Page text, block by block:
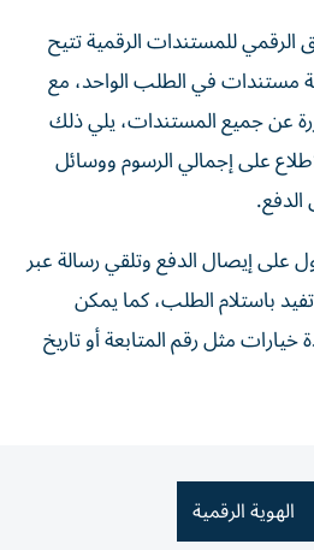
للمستندات الرقمية تتيح
في الطلب الواحد، مع
عن جميع المستندات، يلي ذلك
على إجمالي الرسوم ووسائل
الدفع.
على إيصال الدفع وتلقي رسالة عبر
باستلام الطلب، كما يمكن
مثل رقم المتابعة أو تاريخ
الهوية الرقمية